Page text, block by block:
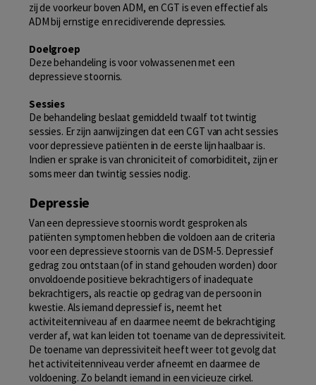
zij de voorkeur boven ADM, en CGT is even effectief als
ADM bij ernstige en recidiverende depressies.
Doelgroep
Deze behandeling is voor volwassenen met een
depressieve stoornis.
Sessies
De behandeling beslaat gemiddeld twaalf tot twintig
sessies. Er zijn aanwijzingen dat een CGT van acht sessies
voor depressieve patiënten in de eerste lijn haalbaar is.
Indien er sprake is van chroniciteit of comorbiditeit, zijn er
soms meer dan twintig sessies nodig.
Depressie
Van een depressieve stoornis wordt gesproken als
patiënten symptomen hebben die voldoen aan de criteria
voor een depressieve stoornis van de DSM-5. Depressief
gedrag zou ontstaan (of in stand gehouden worden) door
onvoldoende positieve bekrachtigers of inadequate
bekrachtigers, als reactie op gedrag van de persoon in
kwestie. Als iemand depressief is, neemt het
activiteitenniveau af en daarmee neemt de bekrachtiging
verder af, wat kan leiden tot toename van de depressiviteit.
De toename van depressiviteit heeft weer tot gevolg dat
het activiteitenniveau verder afneemt en daarmee de
voldoening. Zo belandt iemand in een vicieuze cirkel.